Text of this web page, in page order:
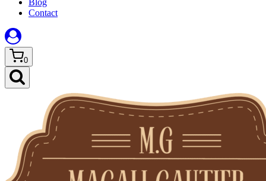
Blog
Contact
0